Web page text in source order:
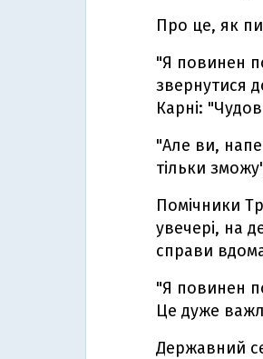
Про це, як
"Я повинен
звернутися
Карні:
"Але ви,
тільки
Помічники
увечері, на
справи
"Я повинен
Це дуже
Державний